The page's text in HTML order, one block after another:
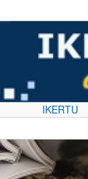
IKERTU